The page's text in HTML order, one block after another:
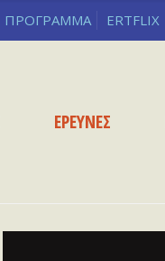
ΠΡΟΓΡΑΜΜΑ ERTFLIX
ΕΡΕΥΝΕΣ